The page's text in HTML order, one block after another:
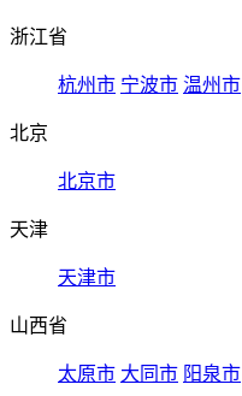
浙江省
杭州市 宁波市 温州市
北京
北京市
天津
天津市
山西省
太原市 大同市 阳泉市